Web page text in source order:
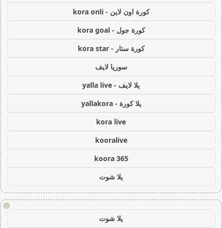
كورة اون لاين - kora onli
كورة جول - kora goal
كورة ستار - kora star
سوريا لايف
يلا لايف - yalla live
يلا كورة - yallakora
kora live
kooralive
koora 365
يلا شوت
!
يلا شوت